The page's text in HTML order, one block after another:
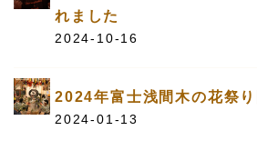
れました
2024-10-16
2024年富士浅間木の花祭
2024-01-13